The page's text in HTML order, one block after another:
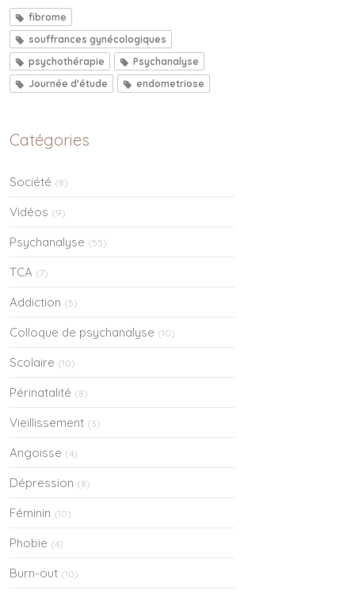
fibrome
souffrances gynécologiques
psychothérapie
Psychanalyse
Journée d'étude
endometriose
Catégories
Société (8)
Vidéos (9)
Psychanalyse (55)
TCA (7)
Addiction (5)
Colloque de psychanalyse (10)
Scolaire (10)
Périnatalité (8)
Vieillissement (3)
Angoisse (4)
Dépression (8)
Féminin (10)
Phobie (4)
Burn-out (10)